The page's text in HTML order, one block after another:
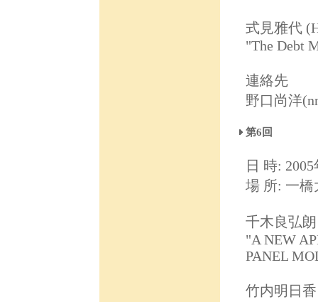
式見雅代
"The Debt
連絡先
野口尚洋
第6回
日 時:
場 所: 一橋
千木良弘
"A NEW
PANEL
竹内明日